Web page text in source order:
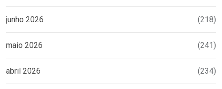
junho 2026 (218)
maio 2026 (241)
abril 2026 (234)